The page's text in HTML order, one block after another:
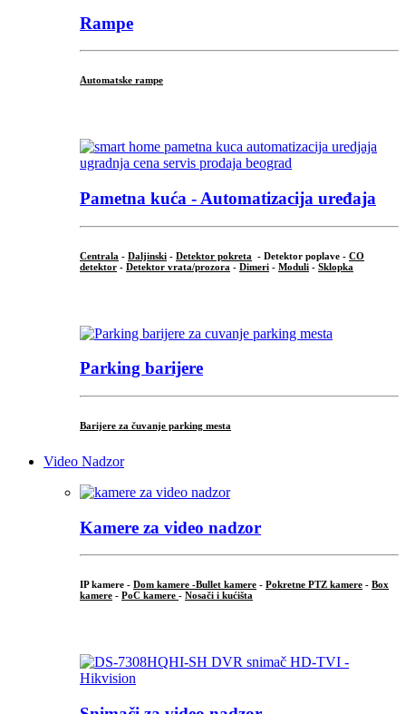
Rampe
Automatske rampe
Pametna kuća - Automatizacija uređaja
Centrala - Daljinski - Detektor pokreta - Detektor poplave - CO
detektor - Detektor vrata/prozora - Dimeri - Moduli - Sklopka
Parking barijere
Barijere za čuvanje parking mesta
Video Nadzor
Kamere za video nadzor
IP kamere - Dom kamere -Bullet kamere - Pokretne PTZ kamere - Box
kamere - PoC kamere - Nosači i kućišta